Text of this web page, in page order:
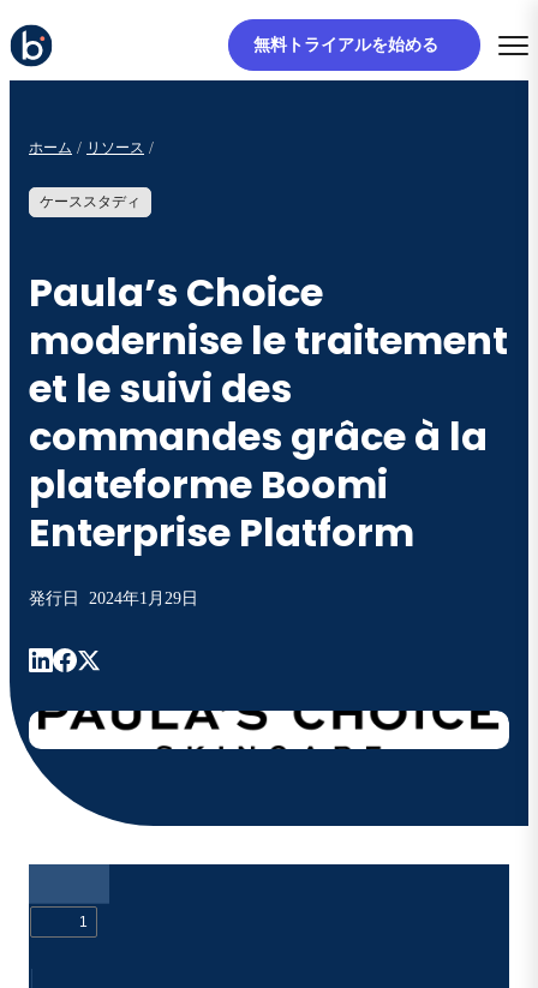
無料トライアルを始める
ホーム リソース
ケーススタディ
Paula’s Choice
modernise le traitement
et le suivi des
commandes grâce à la
plateforme Boomi
Enterprise Platform
発行日 2024年1月29日